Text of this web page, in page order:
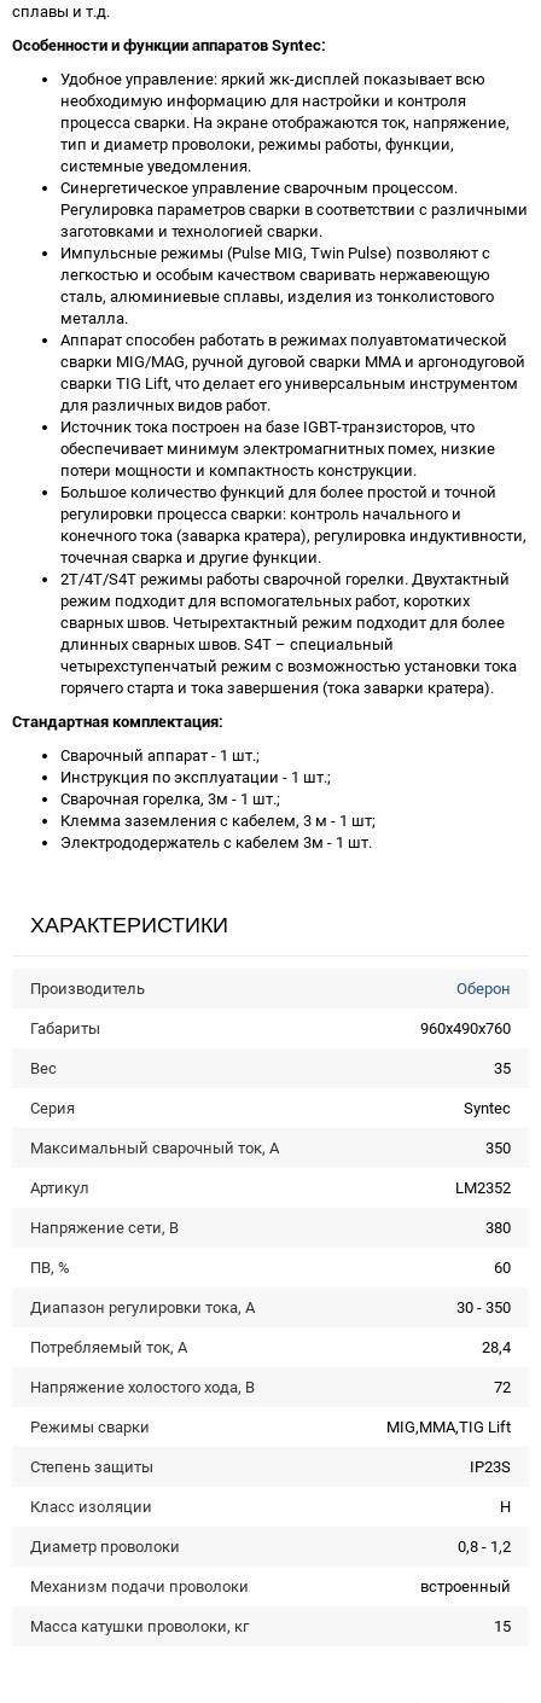
сплавы и т.д.
Особенности и функции аппаратов Syntec:
Удобное управление: яркий жк-дисплей показывает всю
необходимую информацию для настройки и контроля
процесса сварки. На экране отображаются ток, напряжение,
тип и диаметр проволоки, режимы работы, функции,
системные уведомления.
Синергетическое управление сварочным процессом.
Регулировка параметров сварки в соответствии с различными
заготовками и технологией сварки.
Импульсные режимы (Pulse MIG, Twin Pulse) позволяют с
легкостью и особым качеством сваривать нержавеющую
сталь, алюминиевые сплавы, изделия из тонколистового
металла.
Аппарат способен работать в режимах полуавтоматической
сварки MIG/MAG, ручной дуговой сварки MMA и аргонодуговой
сварки TIG Lift, что делает его универсальным инструментом
для различных видов работ.
Источник тока построен на базе IGBT-транзисторов, что
обеспечивает минимум электромагнитных помех, низкие
потери мощности и компактность конструкции.
Большое количество функций для более простой и точной
регулировки процесса сварки: контроль начального и
конечного тока (заварка кратера), регулировка индуктивности,
точечная сварка и другие функции.
2Т/4Т/S4T режимы работы сварочной горелки. Двухтактный
режим подходит для вспомогательных работ, коротких
сварных швов. Четырехтактный режим подходит для более
длинных сварных швов. S4T – специальный
четырехступенчатый режим с возможностью установки тока
горячего старта и тока завершения (тока заварки кратера).
Стандартная комплектация:
Сварочный аппарат - 1 шт.;
Инструкция по эксплуатации - 1 шт.;
Сварочная горелка, 3м - 1 шт.;
Клемма заземления с кабелем, 3 м - 1 шт;
Электрододержатель с кабелем 3м - 1 шт.
ХАРАКТЕРИСТИКИ
Производитель Оберон
Габариты 960x490x760
Вес 35
Серия Syntec
Максимальный сварочный ток, А 350
Артикул LM2352
Напряжение сети, В 380
ПВ, % 60
Диапазон регулировки тока, А 30 - 350
Потребляемый ток, А 28,4
Напряжение холостого хода, В 72
Режимы сварки MIG,MMA,TIG Lift
Степень защиты IP23S
Класс изоляции H
Диаметр проволоки 0,8 - 1,2
Механизм подачи проволоки встроенный
Масса катушки проволоки, кг 15